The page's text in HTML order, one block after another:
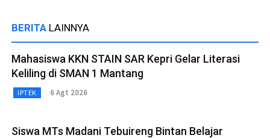
BERITA LAINNYA
Mahasiswa KKN STAIN SAR Kepri Gelar Literasi
Keliling di SMAN 1 Mantang
IPTEK 6 Agt 2026
Siswa MTs Madani Tebuireng Bintan Belajar